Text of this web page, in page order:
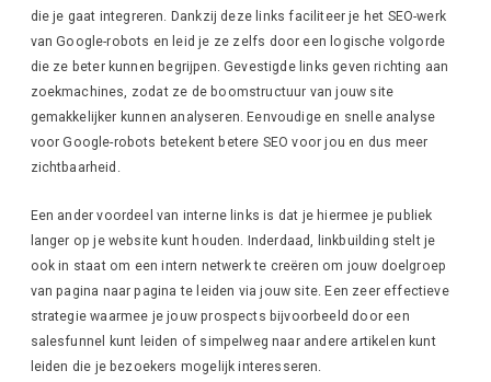
die je gaat integreren. Dankzij deze links faciliteer je het SEO-werk
van Google-robots en leid je ze zelfs door een logische volgorde
die ze beter kunnen begrijpen. Gevestigde links geven richting aan
zoekmachines, zodat ze de boomstructuur van jouw site
gemakkelijker kunnen analyseren. Eenvoudige en snelle analyse
voor Google-robots betekent betere SEO voor jou en dus meer
zichtbaarheid.
Een ander voordeel van interne links is dat je hiermee je publiek
langer op je website kunt houden. Inderdaad, linkbuilding stelt je
ook in staat om een ​​intern netwerk te creëren om jouw doelgroep
van pagina naar pagina te leiden via jouw site. Een zeer effectieve
strategie waarmee je jouw prospects bijvoorbeeld door een
salesfunnel kunt leiden of simpelweg naar andere artikelen kunt
leiden die je bezoekers mogelijk interesseren.